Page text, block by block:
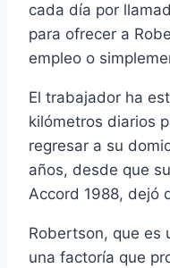
cada día por
para ofrecer a
empleo o
El trabajador ha
kilómetros diarios
regresar a su
años, desde que
Accord 1988, dejó
Robertson, que es
una factoría que